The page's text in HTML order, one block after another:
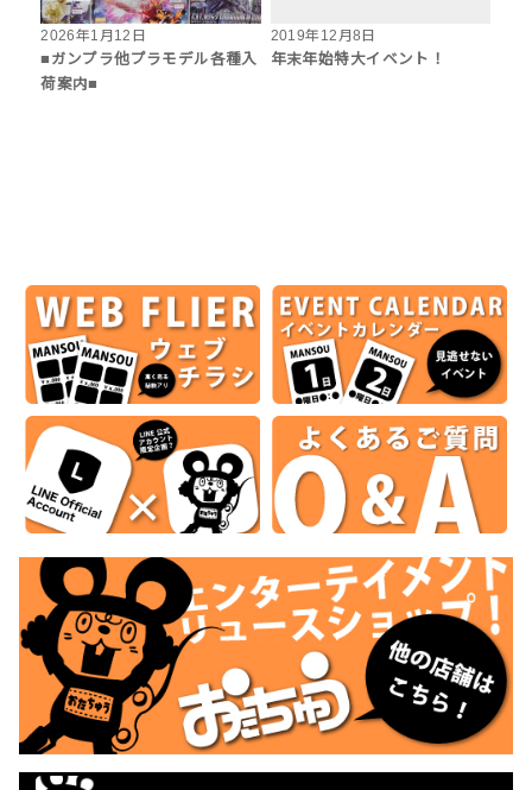
2026年1月12日
■ガンプラ他プラモデル各種入
荷案内■
2019年12月8日
年末年始特大イベント！